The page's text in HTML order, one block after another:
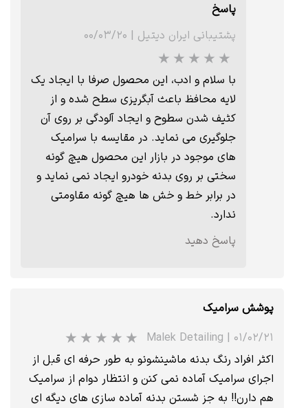
★
پاسخ
پشتیبانی ایران دیتیل | ۰۰/۰۳/۲۰
با سلام و ادب، این محصول صرفا با ایجاد یک
لایه محافظ باعث آبگریزی سطح شده و از
کثیف شدن سطوح و ایجاد آلودگی بر روی آن
جلوگیری می نماید. در مقایسه با سرامیک
های موجود در بازار این محصول هیچ گونه
سختی بر روی بدنه خودرو ایجاد نمی نماید و
در برابر خط و خش ها هیچ گونه مقاومتی
ندارد.
پاسخ دهید
پوشش سرامیک
Malek Detailing | ۰۱/۰۲/۲۱
اکثر افراد رنگ بدنه ماشینشونو به طور حرفه ای قبل از
اجرای سرامیک آماده نمی کنن و انتظار دوام از سرامیک
هم دارن!! به جز شستن بدنه آماده سازی های دیگه ای